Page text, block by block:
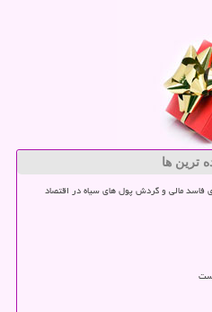
ترین ها
فاسد مالی و گردش پول های سیاه در اقتصاد